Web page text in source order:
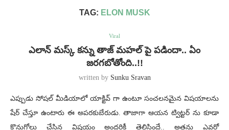
TAG: ELON MUSK
Viral
ఎలాన్ మస్క్ కన్ను తాజ్ మహల్ పై పడిందా.. ఏం
జరగబోతోంది..!!
written by Sunku Sravan
ఎప్పుడు సోషల్ మీడియాలో యాక్టివ్ గా ఉంటూ సంచలనమైన విషయాలను
షేర్ చేస్తూ ఉంటారు ఈ అపరకుబేరుడు. తాజాగా ఆయన ట్విట్టర్ ను కూడా
కొనుగోలు చేసిన విషయం అందరికీ తెలిసిందే.. అతను ఎవరో